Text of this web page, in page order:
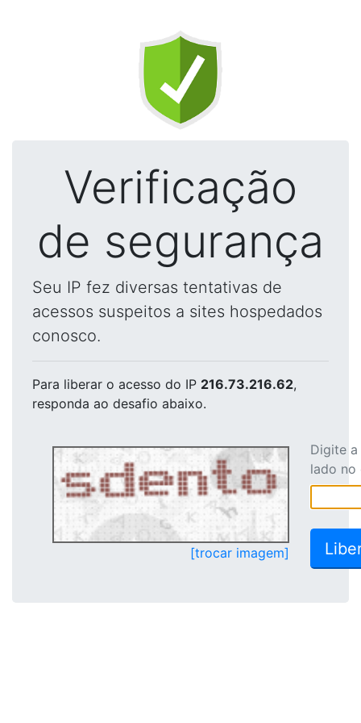
Verificação
de segurança
Seu IP fez diversas tentativas de
acessos suspeitos a sites hospedados
conosco.
Para liberar o acesso do IP 216.73.216.62,
responda ao desafio abaixo.
[trocar imagem]
Digite
lado no